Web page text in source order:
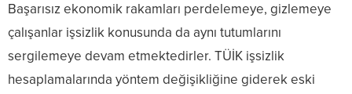
Başarısız ekonomik rakamları perdelemeye, gizlemeye
çalışanlar işsizlik konusunda da aynı tutumlarını
sergilemeye devam etmektedirler. TÜİK işsizlik
hesaplamalarında yöntem değişikliğine giderek eski